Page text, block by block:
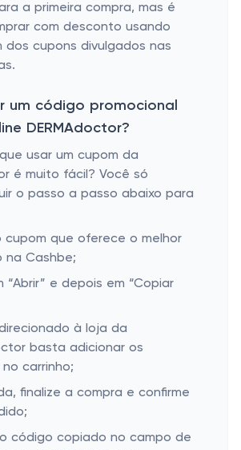
a primeira compra, mas é
com desconto usando
dos cupons divulgados nas
um código promocional
DERMAdoctor?
usar um cupom da
é muito fácil? Você só
o passo a passo abaixo para
cupom que oferece o melhor
na Cashbe;
“Abrir” e depois em “Copiar
à loja da
basta adicionar os
carrinho;
finalize a compra e confirme
código copiado no campo de